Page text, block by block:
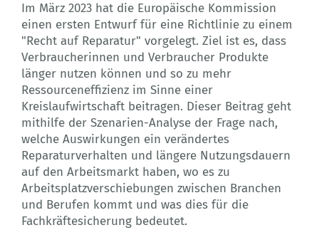
Im März 2023 hat die Europäische Kommission
einen ersten Entwurf für eine Richtlinie zu einem
"Recht auf Reparatur" vorgelegt. Ziel ist es, dass
Verbraucherinnen und Verbraucher Produkte
länger nutzen können und so zu mehr
Ressourceneffizienz im Sinne einer
Kreislaufwirtschaft beitragen. Dieser Beitrag geht
mithilfe der Szenarien-Analyse der Frage nach,
welche Auswirkungen ein verändertes
Reparaturverhalten und längere Nutzungsdauern
auf den Arbeitsmarkt haben, wo es zu
Arbeitsplatzverschiebungen zwischen Branchen
und Berufen kommt und was dies für die
Fachkräftesicherung bedeutet.